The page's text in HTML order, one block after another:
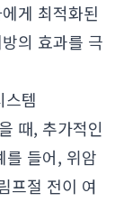
게 최적화된
의 효과를 극
템
때, 추가적인
를 들어, 위암
프절 전이 여